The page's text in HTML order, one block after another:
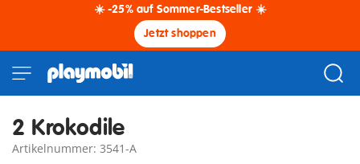
☀️ -25% auf Sommer-Bestseller ☀️
Jetzt shoppen
2 Krokodile
Artikelnummer: 3541-A